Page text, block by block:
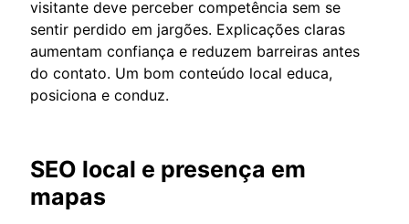
visitante deve perceber competência sem se
sentir perdido em jargões. Explicações claras
aumentam confiança e reduzem barreiras antes
do contato. Um bom conteúdo local educa,
posiciona e conduz.
SEO local e presença em
mapas